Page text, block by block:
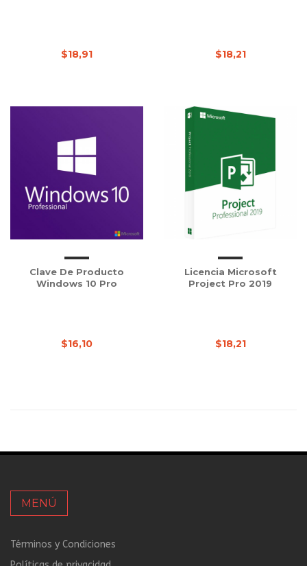
$18,91 $18,21
Clave De Producto
Windows 10 Pro
$16,10
Licencia Microsoft
Project Pro 2019
$18,21
MENÚ
Términos y Condiciones